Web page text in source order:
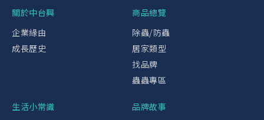
關於中台興
企業緣由
成長歷史
商品總覽
除蟲/防蟲
居家類型
找品牌
蟲蟲專區
生活小常識
品牌故事